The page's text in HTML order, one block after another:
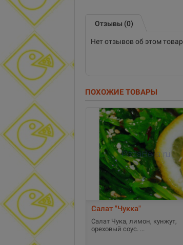
Отзывы (0)
Нет отзывов об этом
ПОХОЖИЕ ТОВАРЫ
Салат "Чукка"
Салат Чука, лимон, кунжут,
ореховый соус.